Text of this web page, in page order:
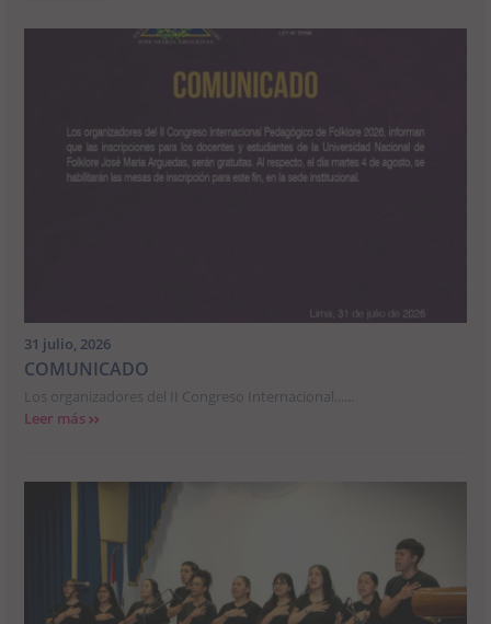
31 julio, 2026
COMUNICADO
Los organizadores del II Congreso Internacional......
Leer más >>